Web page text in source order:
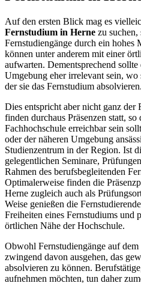
Auf den ersten Blick mag es
Fernstudium in Herne zu
Fernstudiengänge durch ein hohes
können unter anderem mit einer
aufwarten. Dementsprechend
Umgebung eher irrelevant sein,
der sie das Fernstudium absolvieren.
Dies entspricht aber nicht ganz der
finden durchaus Präsenzen statt,
Fachhochschule erreichbar sein
oder der näheren Umgebung
Studienzentrum in der Region. Ist
gelegentlichen Seminare,
Rahmen des berufsbegleitenden
Optimalerweise finden die
Herne zugleich auch als
Weise genießen die
Freiheiten eines Fernstudiums und
örtlichen Nähe der Hochschule.
Obwohl Fernstudiengänge auf
zwingend davon ausgehen, das
absolvieren zu können.
aufnehmen möchten, tun daher